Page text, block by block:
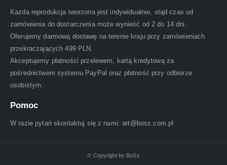
Każda reprodukcja tworzona jest indywidualnie, stąd czas od
zamówienia do dostarczenia może wynieść od 2 do 14 dni.
Oferujemy darmową dostawę na terenie kraju przy zamówieniach
przekraczających 499 PLN.
Akceptujemy płatności przelewem, kartą kredytową za
pośrednictwem systemu PayPal oraz płatność przy odbiorze
osobistym.
Pomoc
W razie pytań skontaktuj się z nami: art@bosz.com.pl
© Copyright by BoSz